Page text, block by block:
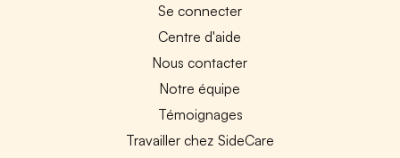
Se connecter
Centre d'aide
Nous contacter
Notre équipe
Témoignages
Travailler chez SideCare